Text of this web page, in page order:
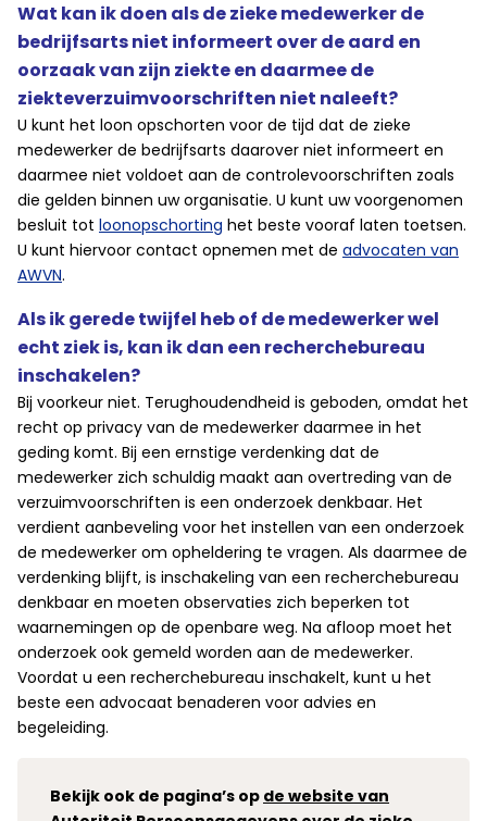
Wat kan ik doen als de zieke medewerker de
bedrijfsarts niet informeert over de aard en
oorzaak van zijn ziekte en daarmee de
ziekteverzuimvoorschriften niet naleeft?
U kunt het loon opschorten voor de tijd dat de zieke
medewerker de bedrijfsarts daarover niet informeert en
daarmee niet voldoet aan de controlevoorschriften zoals
die gelden binnen uw organisatie. U kunt uw voorgenomen
besluit tot loonopschorting het beste vooraf laten toetsen.
U kunt hiervoor contact opnemen met de advocaten van
AWVN.
Als ik gerede twijfel heb of de medewerker wel
echt ziek is, kan ik dan een recherchebureau
inschakelen?
Bij voorkeur niet. Terughoudendheid is geboden, omdat het
recht op privacy van de medewerker daarmee in het
geding komt. Bij een ernstige verdenking dat de
medewerker zich schuldig maakt aan overtreding van de
verzuimvoorschriften is een onderzoek denkbaar. Het
verdient aanbeveling voor het instellen van een onderzoek
de medewerker om opheldering te vragen. Als daarmee de
verdenking blijft, is inschakeling van een recherchebureau
denkbaar en moeten observaties zich beperken tot
waarnemingen op de openbare weg. Na afloop moet het
onderzoek ook gemeld worden aan de medewerker.
Voordat u een recherchebureau inschakelt, kunt u het
beste een advocaat benaderen voor advies en
begeleiding.
Bekijk ook de pagina’s op de website van